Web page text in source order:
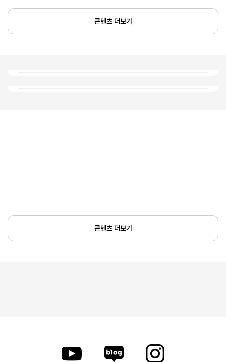
콘텐츠 더보기
콘텐츠 더보기